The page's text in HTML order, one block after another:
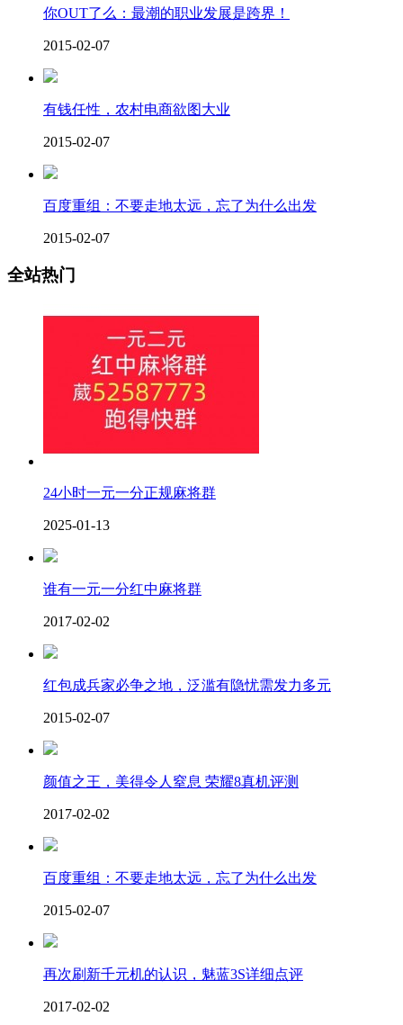
你OUT了么：最潮的职业发展是跨界！
2015-02-07
有钱任性，农村电商欲图大业
2015-02-07
百度重组：不要走地太远，忘了为什么出发
2015-02-07
全站热门
24小时一元一分正规麻将群
2025-01-13
谁有一元一分红中麻将群
2017-02-02
红包成兵家必争之地，泛滥有隐忧需发力多元
2015-02-07
颜值之王，美得令人窒息 荣耀8真机评测
2017-02-02
百度重组：不要走地太远，忘了为什么出发
2015-02-07
再次刷新千元机的认识，魅蓝3S详细点评
2017-02-02